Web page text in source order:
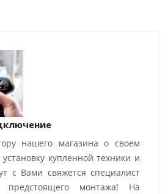
нашего магазина о своем
купленной техники и
с Вами свяжется специалист
предстоящего монтажа! На